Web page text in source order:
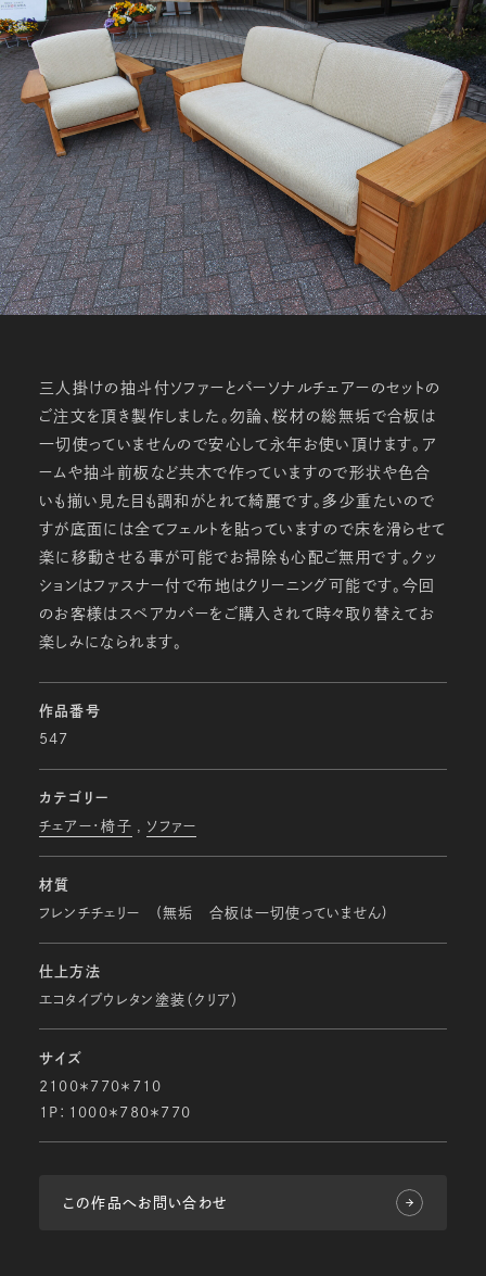
三人掛けの抽斗付ソファーとパーソナルチェアーのセットの
ご注文を頂き製作しました。勿論、桜材の総無垢で合板は
一切使っていませんので安心して永年お使い頂けます。ア
ームや抽斗前板など共木で作っていますので形状や色合
いも揃い見た目も調和がとれて綺麗です。多少重たいので
すが底面には全てフェルトを貼っていますので床を滑らせて
楽に移動させる事が可能でお掃除も心配ご無用です。クッ
ションはファスナー付で布地はクリーニング可能です。今回
のお客様はスペアカバーをご購入されて時々取り替えてお
楽しみになられます。
作品番号
547
カテゴリー
チェアー・椅子 ソファー
材質
フレンチチェリー (無垢 合板は一切使っていません)
仕上方法
エコタイプウレタン塗装（クリア）
サイズ
2100＊770＊710
１P：1000＊780＊770
この作品へお問い合わせ